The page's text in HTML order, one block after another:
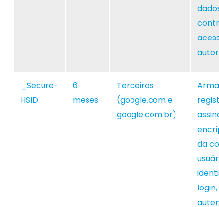
_Secure-
HSID
6
meses
Terceiros
(google.com e
google.com.br)
da
login,